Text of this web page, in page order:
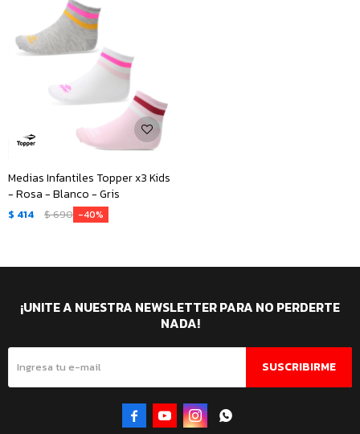
Medias Infantiles Topper x3 Kids
- Rosa - Blanco - Gris
$ 414 $690 40
¡UNITE A NUESTRA NEWSLETTER PARA NO PERDERTE
NADA!
SUSCRIBIRME
   